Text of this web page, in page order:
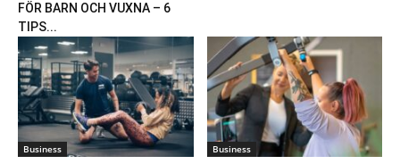
FÖR BARN OCH VUXNA – 6
TIPS...
Business Business